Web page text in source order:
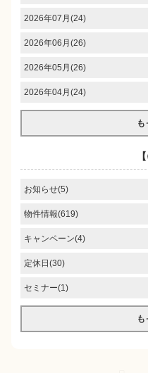
2026年07月(24)
2026年06月(26)
2026年05月(26)
2026年04月(24)
も
お知らせ(5)
物件情報(619)
キャンペーン(4)
定休日(30)
セミナー(1)
も